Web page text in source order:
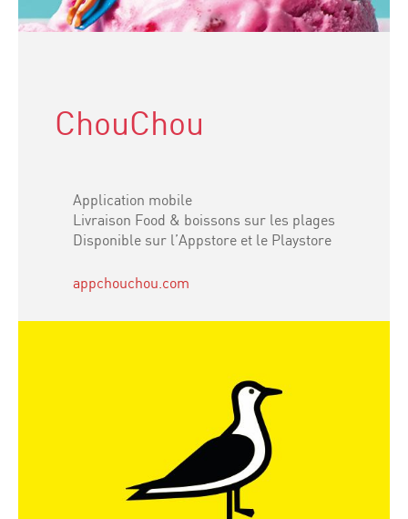
ChouChou
Application mobile
Livraison Food & boissons sur les plages
Disponible sur l’Appstore et le Playstore
appchouchou.com